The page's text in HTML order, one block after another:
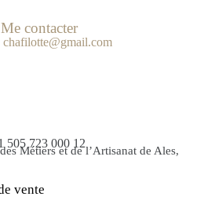
Me contacter
chafilotte@gmail.com
505 723 000 12
Métiers et de l’Artisanat de Ales,
vente